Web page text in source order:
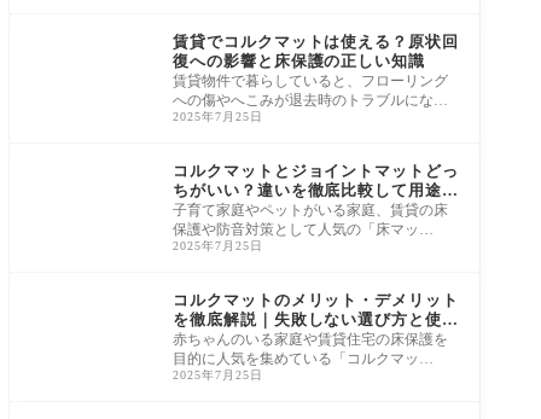
賃貸でコルクマットは使える？原状回
復への影響と床保護の正しい知識
賃貸物件で暮らしていると、フローリング
への傷やへこみが退去時のトラブルになる
のでは……と不安になる方も多いはず。椅
2025年7月25日
コルクマットとジョイントマットどっ
ちがいい？違いを徹底比較して用途別
に解説
子育て家庭やペットがいる家庭、賃貸の床
保護や防音対策として人気の「床マッ
ト」。なかでもよく選ばれるのがコルクマ
2025年7月25日
コルクマットのメリット・デメリット
を徹底解説｜失敗しない選び方と使い
方
赤ちゃんのいる家庭や賃貸住宅の床保護を
目的に人気を集めている「コルクマッ
ト」。自然素材ならではの温もりと、防
2025年7月25日